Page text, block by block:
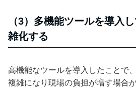
（3）多機能ツールを導入
雑化する
高機能なツールを導入したことで
複雑になり現場の負担が増す場合が